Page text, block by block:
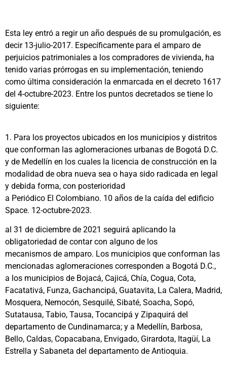
Esta ley entró a regir un año después de su promulgación, es
decir 13-julio-2017. Específicamente para el amparo de
perjuicios patrimoniales a los compradores de vivienda, ha
tenido varias prórrogas en su implementación, teniendo
como última consideración la enmarcada en el decreto 1617
del 4-octubre-2023. Entre los puntos decretados se tiene lo
siguiente:
1. Para los proyectos ubicados en los municipios y distritos
que conforman las aglomeraciones urbanas de Bogotá D.C.
y de Medellín en los cuales la licencia de construcción en la
modalidad de obra nueva sea o haya sido radicada en legal
y debida forma, con posterioridad
a Periódico El Colombiano. 10 años de la caída del edificio
Space. 12-octubre-2023.
al 31 de diciembre de 2021 seguirá aplicando la
obligatoriedad de contar con alguno de los
mecanismos de amparo. Los municipios que conforman las
mencionadas aglomeraciones corresponden a Bogotá D.C.,
a los municipios de Bojacá, Cajicá, Chía, Cogua, Cota,
Facatativá, Funza, Gachancipá, Guatavita, La Calera, Madrid,
Mosquera, Nemocón, Sesquilé, Sibaté, Soacha, Sopó,
Sutatausa, Tabio, Tausa, Tocancipá y Zipaquirá del
departamento de Cundinamarca; y a Medellín, Barbosa,
Bello, Caldas, Copacabana, Envigado, Girardota, Itagüí, La
Estrella y Sabaneta del departamento de Antioquia.